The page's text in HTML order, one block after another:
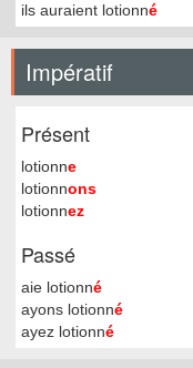
ils auraient lotionné
Impératif
Présent
lotionne
lotionnons
lotionnez
Passé
aie lotionné
ayons lotionné
ayez lotionné